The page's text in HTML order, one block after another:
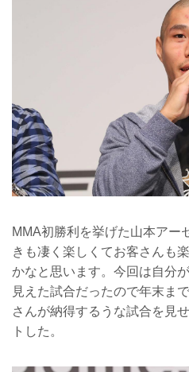
MMA初勝利を挙げた山本アー
きも凄く楽しくてお客さんも
かなと思います。今回は自分
見えた試合だったので年末ま
さんが納得するうな試合を見
トした。